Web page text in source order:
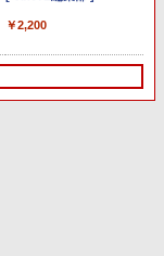
12GBメモリ 512GB SSD
Windows11 USB3.2
Type-C FHD パソコン 静
Windows11 Celeron
8GB 2TB 23.8インチ
Office付き DVD Webカ
モニター 1920*1080 FHD
非光沢 IPS VESA
Freesync スピーカー内
￥2,200